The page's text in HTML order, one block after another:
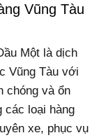
Vũng Tàu
Một là dịch
Vũng Tàu với
chóng và ổn
các loại hàng
xe, phục vụ